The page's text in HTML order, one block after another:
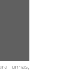
unhas,